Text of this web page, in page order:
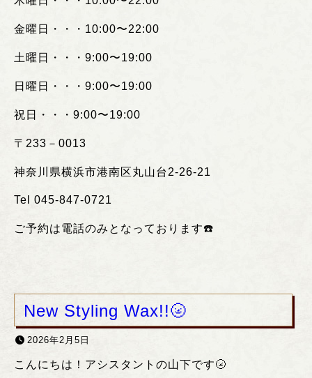
金曜日・・・ 10:00〜22:00
土曜日・・・ 9:00〜19:00
日曜日・・・ 9:00〜19:00
祝日・・・ 9:00〜19:00
〒 233 － 0013
神奈川県横浜市港南区丸山台2-26-21
Tel 045-847-0721
ご予約は電話のみとなっております☎️
New Styling Wax!!🌝
2026年2月5日
こんにちは！アシスタントの山下です🌝